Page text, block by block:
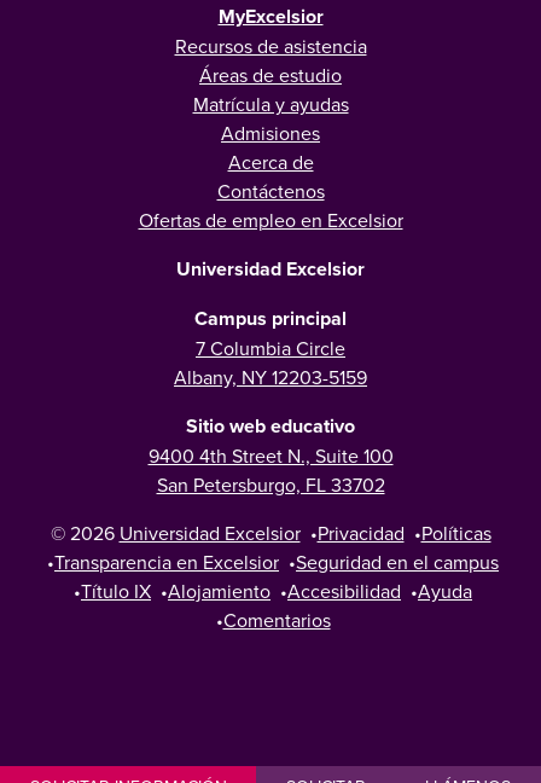
MyExcelsior
Recursos de asistencia
Áreas de estudio
Matrícula y ayudas
Admisiones
Acerca de
Contáctenos
Ofertas de empleo en Excelsior
Universidad Excelsior
Campus principal
7 Columbia Circle
Albany, NY 12203-5159
Sitio web educativo
9400 4th Street N., Suite 100
San Petersburgo, FL 33702
© 2026 Universidad Excelsior •Privacidad •Políticas
•Transparencia en Excelsior •Seguridad en el campus
•Título IX •Alojamiento •Accesibilidad •Ayuda
•Comentarios